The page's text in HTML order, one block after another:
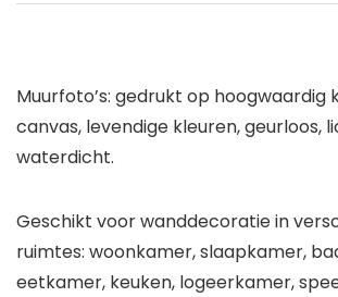
Muurfoto’s: gedrukt op hoogwaardig
canvas, levendige kleuren, geurloos,
waterdicht.
Geschikt voor wanddecoratie in
ruimtes: woonkamer, slaapkamer,
eetkamer, keuken, logeerkamer,